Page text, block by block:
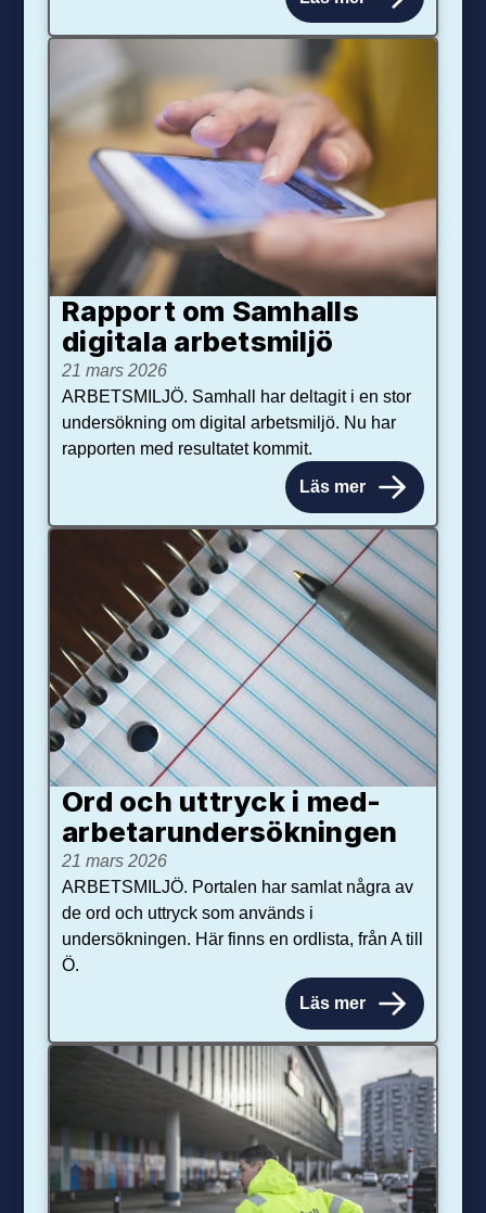
Rapport om Samhalls
digitala arbetsmiljö
21 mars 2026
ARBETSMILJÖ. Samhall har deltagit i en stor
undersökning om digital arbetsmiljö. Nu har
rapporten med resultatet kommit.
Läs mer
Ord och uttryck i med­­
arbetar­­under­sökningen
21 mars 2026
ARBETSMILJÖ. Portalen har samlat några av
de ord och uttryck som används i
undersökningen. Här finns en ordlista, från A till
Ö.
Läs mer